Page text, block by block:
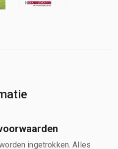
ingetrokken. Alles